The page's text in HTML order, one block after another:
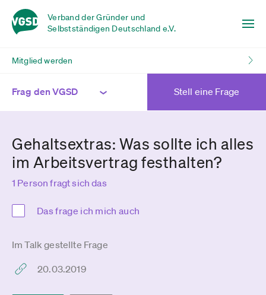
Verband der Gründer und
Selbstständigen Deutschland e.V.
Mitglied werden
Frag den VGSD Stell eine Frage
Gehaltsextras: Was sollte ich alles
im Arbeitsvertrag festhalten?
1 Person fragt sich das
Das frage ich mich auch
Im Talk gestellte Frage
20.03.2019